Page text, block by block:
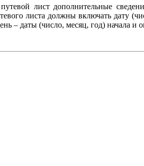
лист дополнительные
листа должны включать дату
– даты (число, месяц, год) начала и